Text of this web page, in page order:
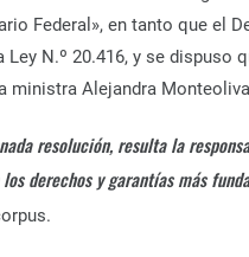
Federal», en tanto que el
N.º 20.416, y se dispuso
ministra Alejandra
resolución, resulta la
derechos y garantías más